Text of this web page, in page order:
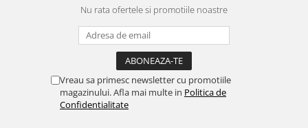
Nu rata ofertele si promotiile noastre
Vreau sa primesc newsletter cu promotiile
magazinului. Afla mai multe in Politica de
Confidentialitate